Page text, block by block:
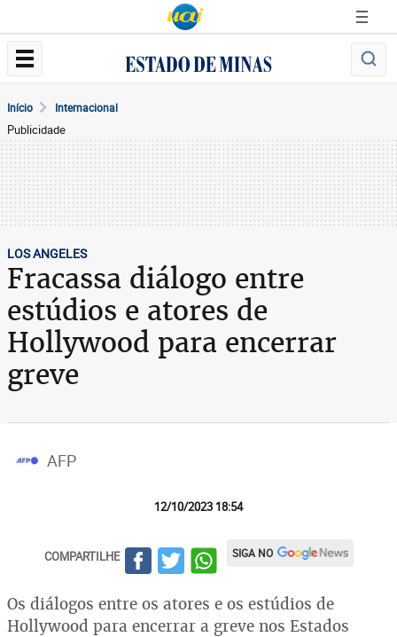
Início Internacional
Publicidade
LOS ANGELES
Fracassa diálogo entre
estúdios e atores de
Hollywood para encerrar
greve
AFP
12/10/2023 18:54
COMPARTILHE SIGA NO
Os diálogos entre os atores e os estúdios de
Hollywood para encerrar a greve nos Estados